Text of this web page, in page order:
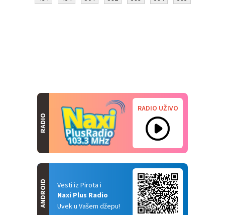
RADIO
RADIO UŽIVO
Vesti iz Pirota i
Naxi Plus Radio
Uvek u Vašem džepu!
ANDROID